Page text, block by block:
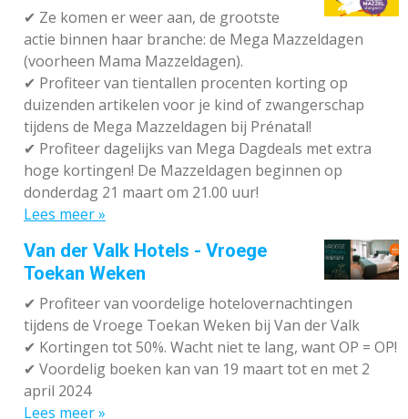
✔ Ze komen er weer aan, de grootste
actie binnen haar branche: de Mega Mazzeldagen
(voorheen Mama Mazzeldagen).
✔ Profiteer van tientallen procenten korting op
duizenden artikelen voor je kind of zwangerschap
tijdens de Mega Mazzeldagen bij Prénatal!
✔ Profiteer dagelijks van Mega Dagdeals met extra
hoge kortingen! De Mazzeldagen beginnen op
donderdag 21 maart om 21.00 uur!
Lees meer »
Van der Valk Hotels - Vroege
Toekan Weken
✔ Profiteer van voordelige hotelovernachtingen
tijdens de Vroege Toekan Weken bij Van der Valk
✔ Kortingen tot 50%. Wacht niet te lang, want OP = OP!
✔ Voordelig boeken kan van 19 maart tot en met 2
april 2024
Lees meer »